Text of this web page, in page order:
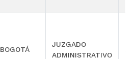
BOGOTÁ
JUZGADO
ADMINISTRATIVO